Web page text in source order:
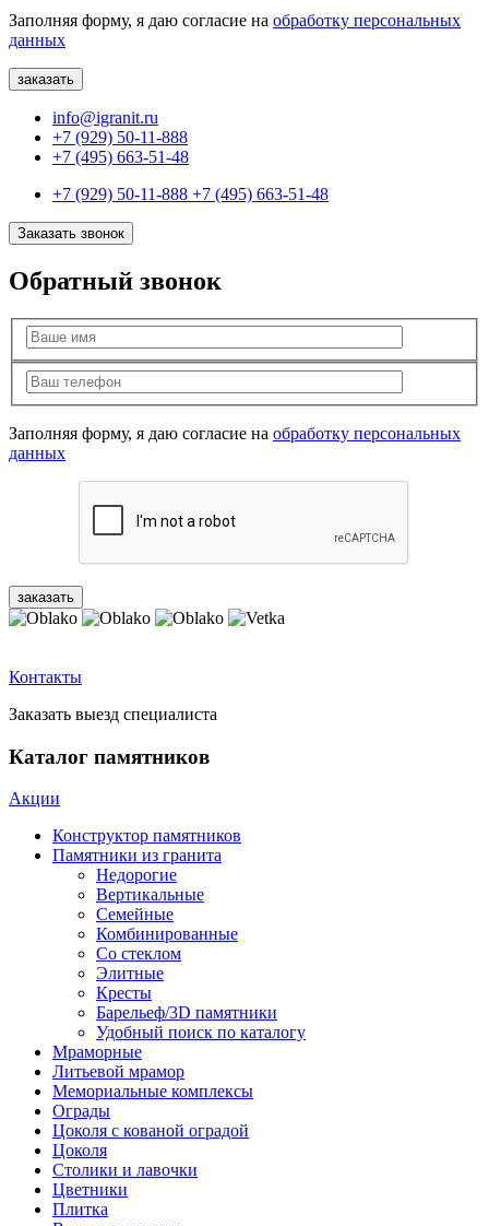
Заполняя форму, я даю согласие на обработку персональных
данных
info@igranit.ru
+7 (929) 50-11-888
+7 (495) 663-51-48
+7 (929) 50-11-888 +7 (495) 663-51-48
Заказать звонок
Обратный звонок
Заполняя форму, я даю согласие на обработку персональных
данных
Контакты
Заказать выезд специалиста
Каталог памятников
Акции
Конструктор памятников
Памятники из гранита
Недорогие
Вертикальные
Семейные
Комбинированные
Со стеклом
Элитные
Кресты
Барельеф/3D памятники
Удобный поиск по каталогу
Мраморные
Литьевой мрамор
Мемориальные комплексы
Ограды
Цоколя с кованой оградой
Цоколя
Столики и лавочки
Цветники
Плитка